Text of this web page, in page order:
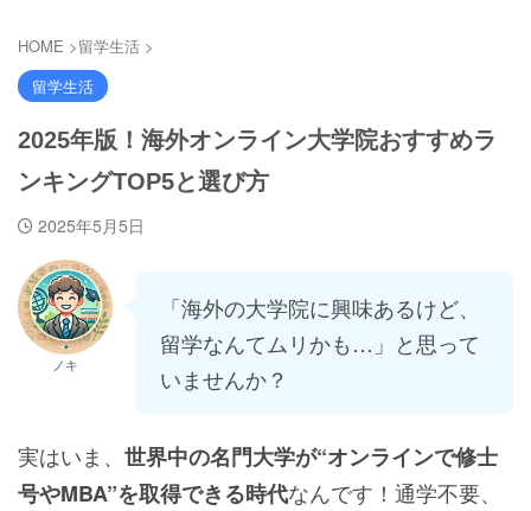
HOME >留学生活 >
留学生活
2025年版！海外オンライン大学院おすすめラ
ンキングTOP5と選び方
2025年5月5日
ノキ
「海外の大学院に興味あるけど、
留学なんてムリかも…」と思って
いませんか？
実はいま、 世界中の名門大学が“オンラインで修士
号やMBA”を取得できる時代なんです！通学不要、